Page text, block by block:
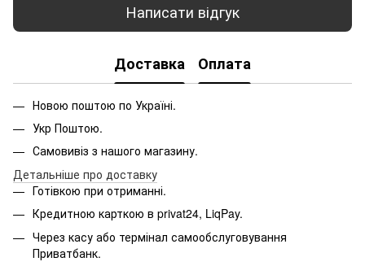
Написати відгук
Доставка Оплата
Новою поштою по Україні.
Укр Поштою.
Самовивіз з нашого магазину.
Детальніше про доставку
Готівкою при отриманні.
Кредитною карткою в privat24, LiqPay.
Через касу або термінал самообслуговування
Приватбанк.